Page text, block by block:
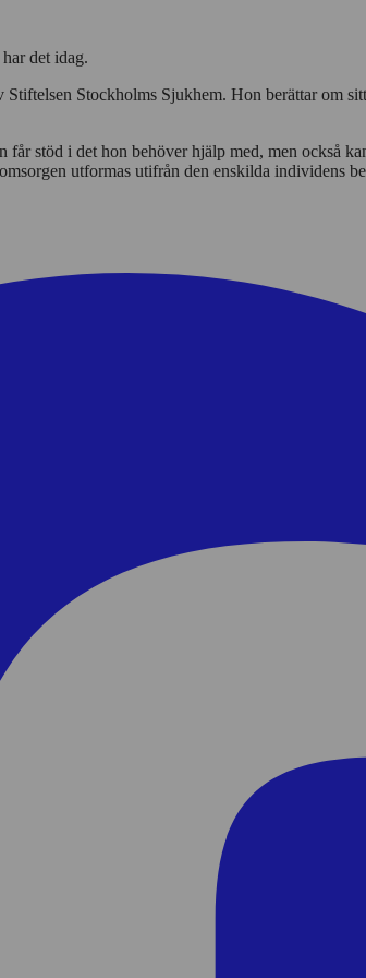
det idag.
Stockholms Sjukhem. Hon berättar om
stöd i det hon behöver hjälp med, men också
utformas utifrån den enskilda individens